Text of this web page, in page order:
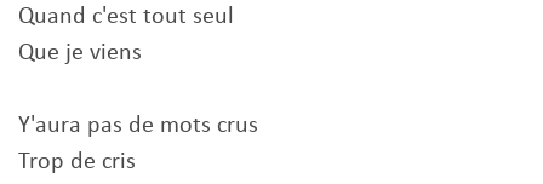
Quand c'est tout seul
Que je viens
Y'aura pas de mots crus
Trop de cris